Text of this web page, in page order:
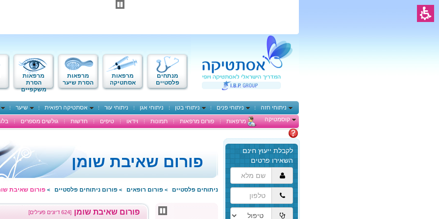
מנתחים
פלסטיים
מרפאות
אסתטיקה
מרפאות
הסרת שיער
מרפאות
הסרת
משקפיים
ניתוחי חזה ניתוחי פנים ניתוחי בטן ניתוחי אגן ניתוחי עור אסתטיקה רפואית שיער
קוסמטיקה
מרפאות פורום מרפאות תמונות וידאו טיפים חדשות גולשים מספרים
הגעת
לתוכן
המרכזי,
באפשרותך
ללחוץ
אנטר
כדי
לדלג
לאזור
פורום שאיבת שומן
ניתוחים פלסטיים > פורום רופאים > פורום ניתוחים פלסטיים > פורום שאיבת
[624 דיונים פעילים] פורום שאיבת שומן